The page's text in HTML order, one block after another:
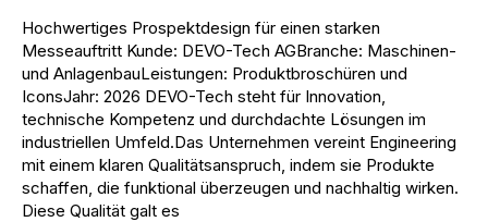
Hochwertiges Prospektdesign für einen starken
Messeauftritt Kunde: DEVO-Tech AGBranche: Maschinen-
und AnlagenbauLeistungen: Produktbroschüren und
IconsJahr: 2026 DEVO-Tech steht für Innovation,
technische Kompetenz und durchdachte Lösungen im
industriellen Umfeld.Das Unternehmen vereint Engineering
mit einem klaren Qualitätsanspruch, indem sie Produkte
schaffen, die funktional überzeugen und nachhaltig wirken.
Diese Qualität galt es